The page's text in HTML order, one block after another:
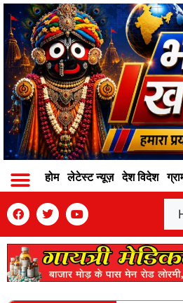
होम लेटेस्ट न्यूज़ देश विदेश